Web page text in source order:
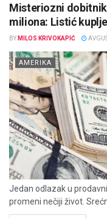
Misteriozni
miliona: Listić
BY MILOS KRIVOKAPIĆ
AMERIKA
Jedan odlazak u
promeni nečiji život.